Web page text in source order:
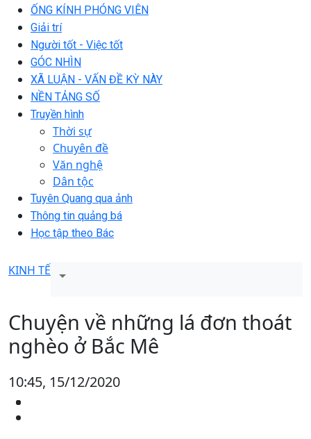
ỐNG KÍNH PHÓNG VIÊN
Giải trí
Người tốt - Việc tốt
GÓC NHÌN
XÃ LUẬN - VẤN ĐỀ KỲ NÀY
NỀN TẢNG SỐ
Truyền hình
Thời sự
Chuyên đề
Văn nghệ
Dân tộc
Tuyên Quang qua ảnh
Thông tin quảng bá
Học tập theo Bác
KINH TẾ
Chuyện về những lá đơn thoát
nghèo ở Bắc Mê
10:45, 15/12/2020